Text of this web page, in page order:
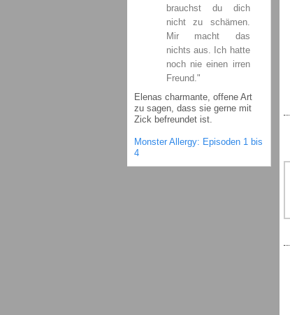
brauchst du dich
nicht zu schämen.
Mir macht das
nichts aus. Ich hatte
noch nie einen irren
Freund."
Elenas charmante, offene Art
zu sagen, dass sie gerne mit
Zick befreundet ist.
Monster Allergy: Episoden 1 bis
4